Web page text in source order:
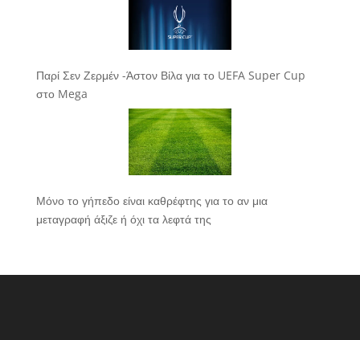
Παρί Σεν Ζερμέν -Άστον Βίλα για το UEFA Super Cup
στο Mega
Μόνο το γήπεδο είναι καθρέφτης για το αν μια
μεταγραφή άξιζε ή όχι τα λεφτά της